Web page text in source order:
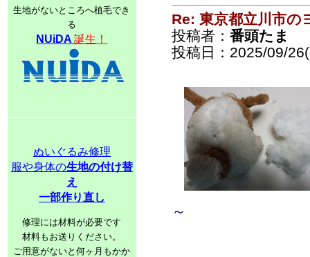
生地がないところへ植毛でき
る
NUiDA誕生！
ぬいぐるみ修理
服や身体の生地の付け替
え
一部作り直し
修理には材料が必要です
材料もお送りください。
ご用意がないと何ヶ月もかか
Re: 東京都立川市の
投稿者： 番頭たま
投稿日：2025/09/
～